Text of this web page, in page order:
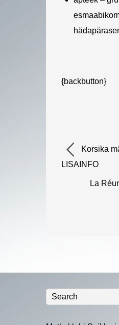
{backbutton}
Korsika
LISAINFO
La